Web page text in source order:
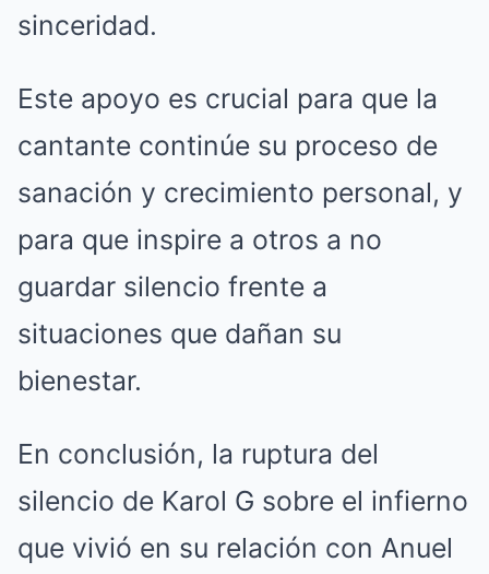
sinceridad.
Este apoyo es crucial para que la
cantante continúe su proceso de
sanación y crecimiento personal, y
para que inspire a otros a no
guardar silencio frente a
situaciones que dañan su
bienestar.
En conclusión, la ruptura del
silencio de Karol G sobre el infierno
que vivió en su relación con Anuel